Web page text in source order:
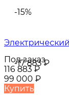
-15%
-17 883₽
Под заказ
116 883₽
99 000 ₽
Купить